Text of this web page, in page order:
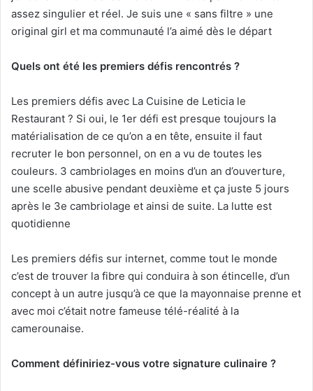
assez singulier et réel. Je suis une « sans filtre » une
original girl et ma communauté l’a aimé dès le départ
Quels ont été les premiers défis rencontrés ?
Les premiers défis avec La Cuisine de Leticia le
Restaurant ? Si oui, le 1er défi est presque toujours la
matérialisation de ce qu’on a en tête, ensuite il faut
recruter le bon personnel, on en a vu de toutes les
couleurs. 3 cambriolages en moins d’un an d’ouverture,
une scelle abusive pendant deuxième et ça juste 5 jours
après le 3e cambriolage et ainsi de suite. La lutte est
quotidienne
Les premiers défis sur internet, comme tout le monde
c’est de trouver la fibre qui conduira à son étincelle, d’un
concept à un autre jusqu’à ce que la mayonnaise prenne et
avec moi c’était notre fameuse télé-réalité à la
camerounaise.
Comment définiriez-vous votre signature culinaire ?